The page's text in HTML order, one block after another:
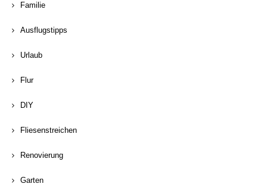
Familie
Ausflugstipps
Urlaub
Flur
DIY
Fliesenstreichen
Renovierung
Garten